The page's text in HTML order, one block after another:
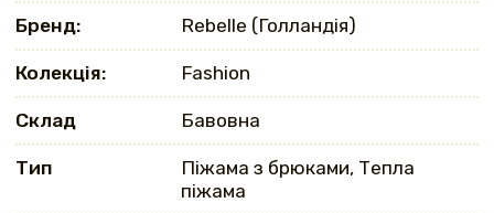
Бренд: Rebelle (Голландія)
Колекція: Fashion
Склад Бавовна
Тип
Піжама з брюками, Тепла
піжама